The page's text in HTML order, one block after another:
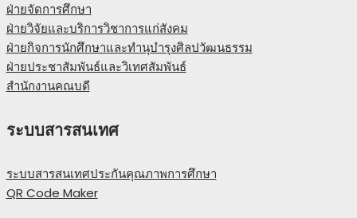
ฝ่ายจัดการศึกษา
ฝ่ายวิจัยและบริการวิชาการแก่สังคม
ฝ่ายกิจการนักศึกษาและทำนุบำรุงศิลปวัฒนธรรม
ฝ่ายประชาสัมพันธ์และวิเทศสัมพันธ์
สำนักงานคณบดี
ระบบสารสนเทศ
ระบบสารสนเทศประกันคุณภาพการศึกษา
QR Code Maker